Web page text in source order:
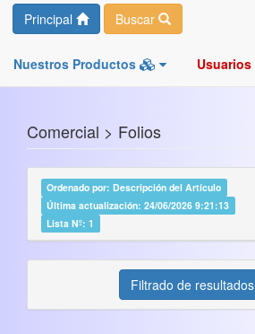
Principal Buscar
Nuestros Productos Usuarios
Comercial > Folios
Ordenado por: Descripción del Artículo
Última actualización: 24/06/2026 9:21:13
Lista Nº: 1
Filtrado de resultados